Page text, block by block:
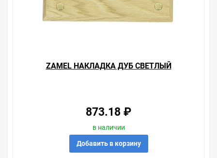
информацию об отличительных особенностях товара,
который вы собираетесь купить. Мы всегда рады
помочь, посоветовать, рассказать подробно о товарах
наиболее удобен. С удовольствием ответим на все
вопросы.ZAMEL НАКЛАДКА ДУБ СВЕТЛЫЙ
873.18 ₽
в наличии
Добавить в корзину